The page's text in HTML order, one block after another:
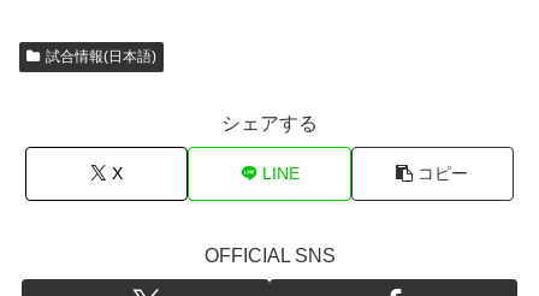
試合情報(日本語)
シェアする
X LINE コピー
OFFICIAL SNS